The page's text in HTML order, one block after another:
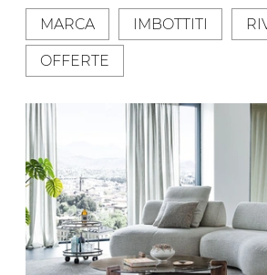
MARCA IMBOTTITI
OFFERTE